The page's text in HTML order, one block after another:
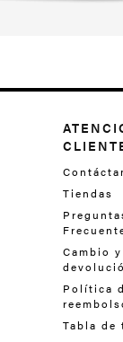
Tiendas
Cambio y
Política
Tabla de